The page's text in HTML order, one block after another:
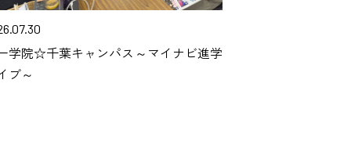
学院☆千葉キャンパス～マイナビ進学
ブ～